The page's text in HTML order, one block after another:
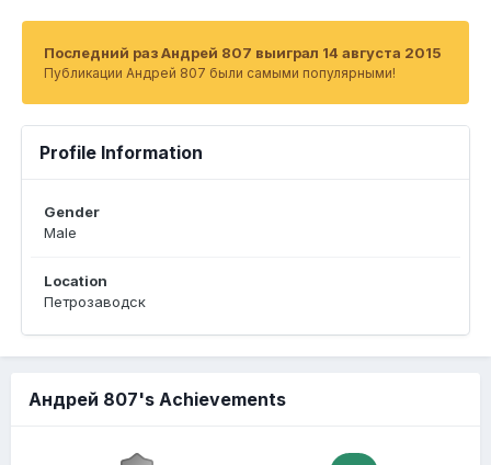
Последний раз Андрей 807 выиграл 14 августа 2015
Публикации Андрей 807 были самыми популярными!
Profile Information
Gender
Male
Location
Петрозаводск
Андрей 807's Achievements